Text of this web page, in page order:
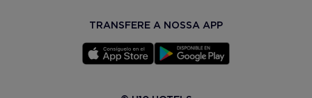
TRANSFERE A NOSSA APP